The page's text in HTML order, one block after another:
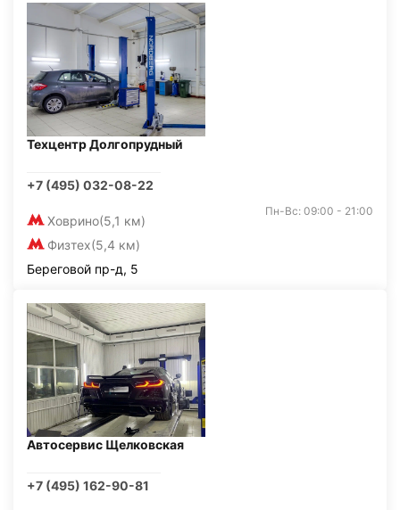
Техцентр Долгопрудный
+7 (495) 032-08-22
Ховрино(5,1 км)
Физтех(5,4 км)
Пн-Вс: 09:00 - 21:00
Береговой пр-д, 5
Автосервис Щелковская
+7 (495) 162-90-81